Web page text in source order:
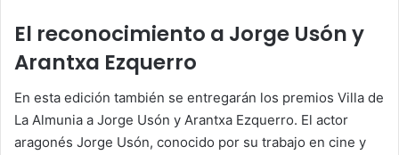
El reconocimiento a Jorge Usón y
Arantxa Ezquerro
En esta edición también se entregarán los premios Villa de
La Almunia a Jorge Usón y Arantxa Ezquerro. El actor
aragonés Jorge Usón, conocido por su trabajo en cine y